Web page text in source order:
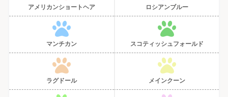
アメリカンショートヘア ロシアンブルー
マンチカン スコティッシュフォールド
ラグドール メインクーン